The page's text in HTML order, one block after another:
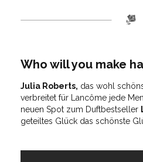
Who will you make
Julia Roberts, das wohl
verbreitet für Lancôme jede
neuen Spot zum Duftbestseller
geteiltes Glück das schönste